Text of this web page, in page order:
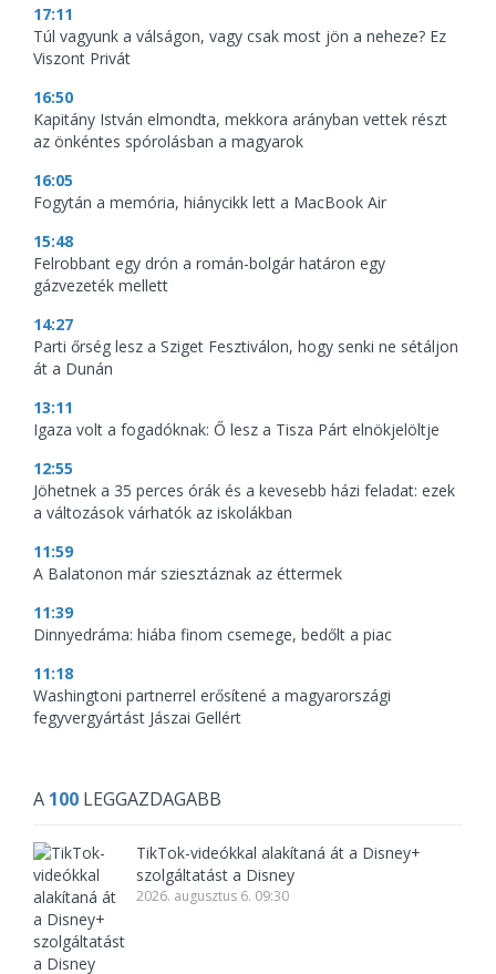
17:11
Túl vagyunk a válságon, vagy csak most jön a neheze? Ez
Viszont Privát
16:50
Kapitány István elmondta, mekkora arányban vettek részt
az önkéntes spórolásban a magyarok
16:05
Fogytán a memória, hiánycikk lett a MacBook Air
15:48
Felrobbant egy drón a román-bolgár határon egy
gázvezeték mellett
14:27
Parti őrség lesz a Sziget Fesztiválon, hogy senki ne sétáljon
át a Dunán
13:11
Igaza volt a fogadóknak: Ő lesz a Tisza Párt elnökjelöltje
12:55
Jöhetnek a 35 perces órák és a kevesebb házi feladat: ezek
a változások várhatók az iskolákban
11:59
A Balatonon már sziesztáznak az éttermek
11:39
Dinnyedráma: hiába finom csemege, bedőlt a piac
11:18
Washingtoni partnerrel erősítené a magyarországi
fegyvergyártást Jászai Gellért
A 100 LEGGAZDAGABB
TikTok-videókkal alakítaná át a Disney+
szolgáltatást a Disney
2026. augusztus 6. 09:30